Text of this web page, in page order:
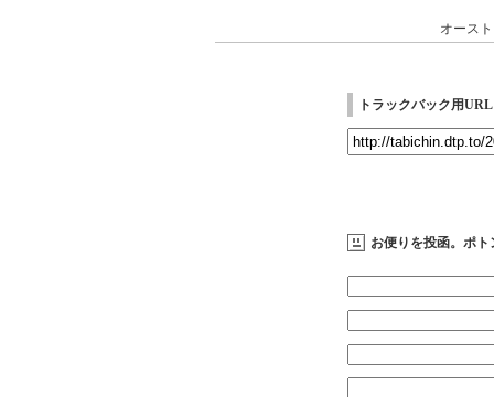
オース
トラックバック用URL
お便りを投函。ポト